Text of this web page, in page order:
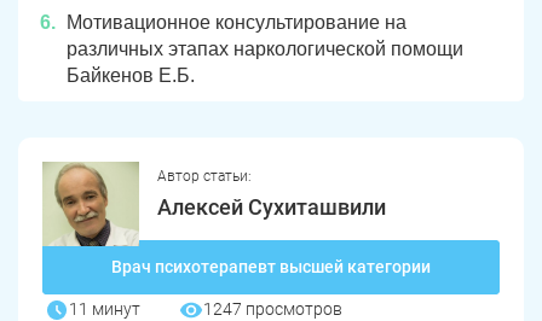
Мотивационное консультирование на
различных этапах наркологической помощи
Байкенов Е.Б.
Автор статьи:
Алексей Сухиташвили
Врач психотерапевт высшей категории
11 минут 1247 просмотров
Я ознакомлен и принимаюусловия работы сайта
Задать вопрос
Я ознакомлен и принимаюусловия работы сайта
Я ознакомлен и принимаюусловия работы сайта
Я ознакомлен и принимаюусловия работы сайта
Первомайский Карабаш
Юрюзань
Зауральский
Катав-Ивановск
Пласт Бакал